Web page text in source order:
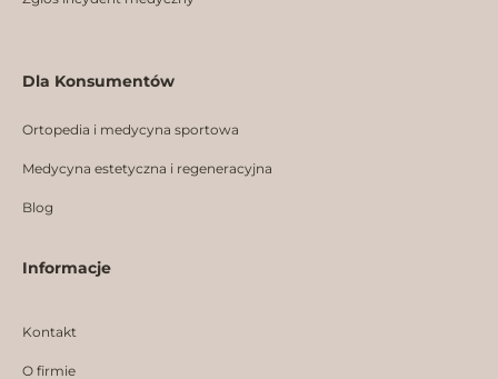
Dla Konsumentów
Ortopedia i medycyna sportowa
Medycyna estetyczna i regeneracyjna
Blog
Informacje
Kontakt
O firmie